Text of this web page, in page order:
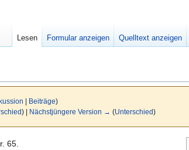
Beiträge)
) | Nächstjüngere Version → (Unterschied)
65.
Lesen Formular anzeigen Quelltext anzeigen